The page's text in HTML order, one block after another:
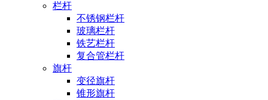
栏杆
不锈钢栏杆
玻璃栏杆
铁艺栏杆
复合管栏杆
旗杆
变径旗杆
锥形旗杆